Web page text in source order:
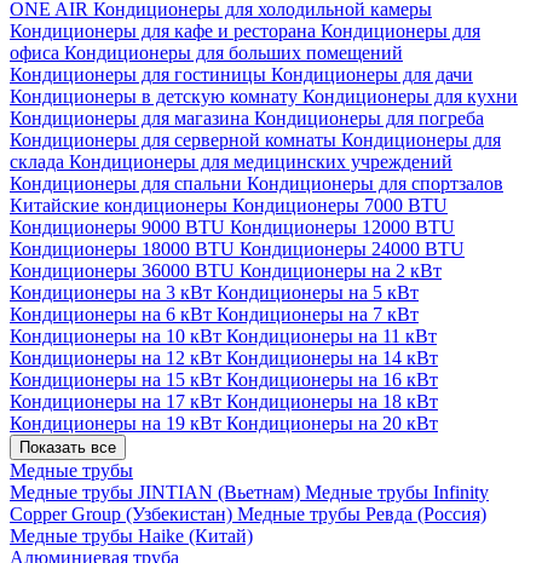
ONE AIR Кондиционеры для холодильной камеры
Кондиционеры для кафе и ресторана Кондиционеры для
офиса Кондиционеры для больших помещений
Кондиционеры для гостиницы Кондиционеры для дачи
Кондиционеры в детскую комнату Кондиционеры для кухни
Кондиционеры для магазина Кондиционеры для погреба
Кондиционеры для серверной комнаты Кондиционеры для
склада Кондиционеры для медицинских учреждений
Кондиционеры для спальни Кондиционеры для спортзалов
Китайские кондиционеры Кондиционеры 7000 BTU
Кондиционеры 9000 BTU Кондиционеры 12000 BTU
Кондиционеры 18000 BTU Кондиционеры 24000 BTU
Кондиционеры 36000 BTU Кондиционеры на 2 кВт
Кондиционеры на 3 кВт Кондиционеры на 5 кВт
Кондиционеры на 6 кВт Кондиционеры на 7 кВт
Кондиционеры на 10 кВт Кондиционеры на 11 кВт
Кондиционеры на 12 кВт Кондиционеры на 14 кВт
Кондиционеры на 15 кВт Кондиционеры на 16 кВт
Кондиционеры на 17 кВт Кондиционеры на 18 кВт
Кондиционеры на 19 кВт Кондиционеры на 20 кВт
Показать все
Медные трубы
Медные трубы JINTIAN (Вьетнам) Медные трубы Infinity
Copper Group (Узбекистан) Медные трубы Ревда (Россия)
Медные трубы Haike (Китай)
Алюминиевая труба